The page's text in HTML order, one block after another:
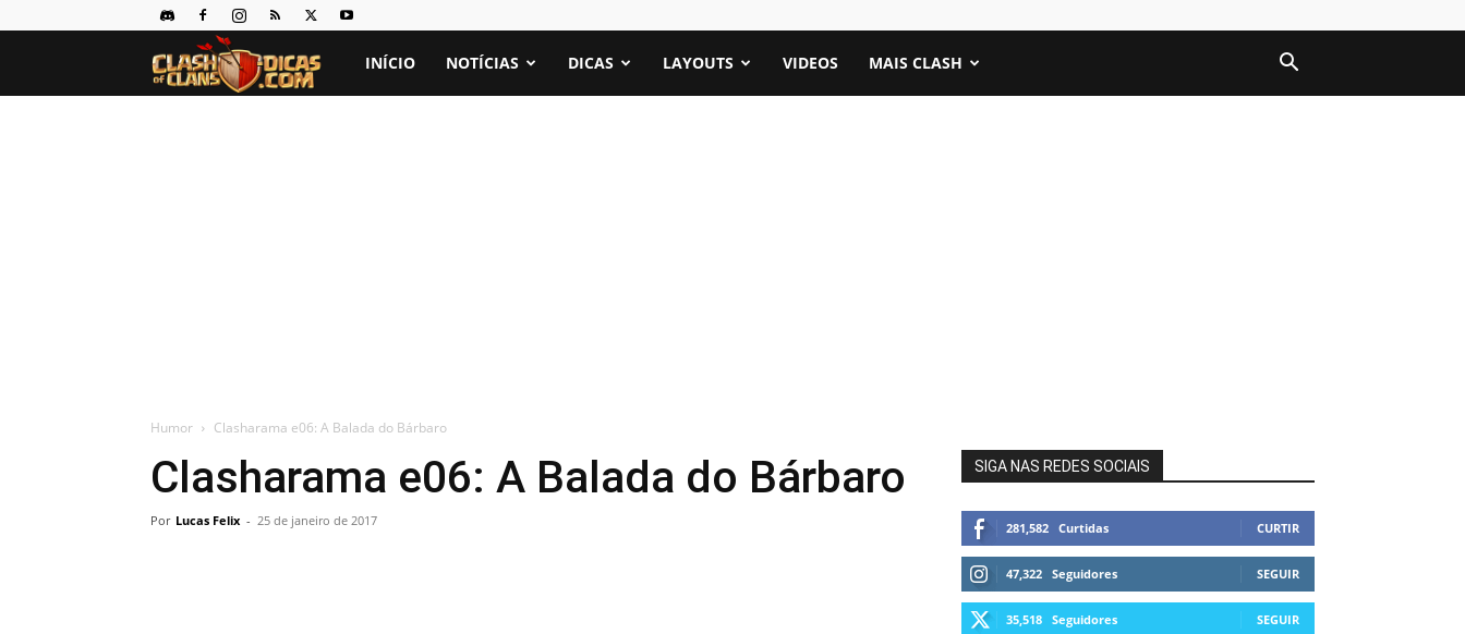
Clash
INÍCIO NOTÍCIAS DICAS LAYOUTS VIDEOS MAIS CLASH
Humor Clasharama e06: A Balada do Bárbaro
Clasharama e06: A Balada do Bárbaro
Por Lucas Felix - 25 de janeiro de 2017
SIGA NAS REDES SOCIAIS
281,582 Curtidas CURTIR
47,322 Seguidores SEGUIR
35,518 Seguidores SEGUIR